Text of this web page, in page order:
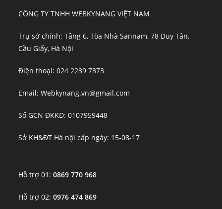
CÔNG TY TNHH WEBKYNANG VIỆT NAM
Trụ sở chính: Tầng 6, Tòa Nhà Sannam, 78 Duy Tân,
Cầu Giấy, Hà Nội
Điện thoại: 024 2239 7373
Email: Webkynang.vn@gmail.com
Số GCN ĐKKD: 0107959448
Sở KH&ĐT Hà nội cấp ngày: 15-08-17
Hỗ trợ 01:0869 770 968
Hỗ trợ 02:0976 474 869